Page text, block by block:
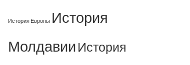
История Европы История
Молдавии История